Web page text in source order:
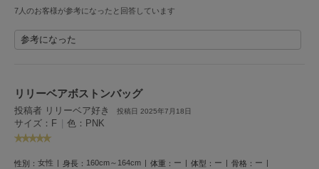
キーン
le
ル
ルコックスポルティフ
7人のお客様が参考になったと回答しています
参考になった
リリーベアボストンバッグ
投稿者 リリーベア好き 投稿日 2025年7月18日
サイズ：F 色：PNK
性別： 女性 身長： 160cm～164cm 体重： ー 体型： ー 骨格： ー